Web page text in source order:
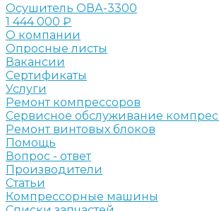
Осушитель ОВА-3300
1 444 000 ₽
О компании
Опросные листы
Вакансии
Сертификаты
Услуги
Ремонт компрессоров
Сервисное обслуживание
Ремонт винтовых блоков
Помощь
Вопрос - ответ
Производители
Статьи
Компрессорные машины